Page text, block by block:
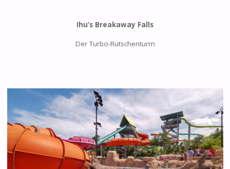
Ihu’s Breakaway Falls
Der Turbo-Rutschenturm